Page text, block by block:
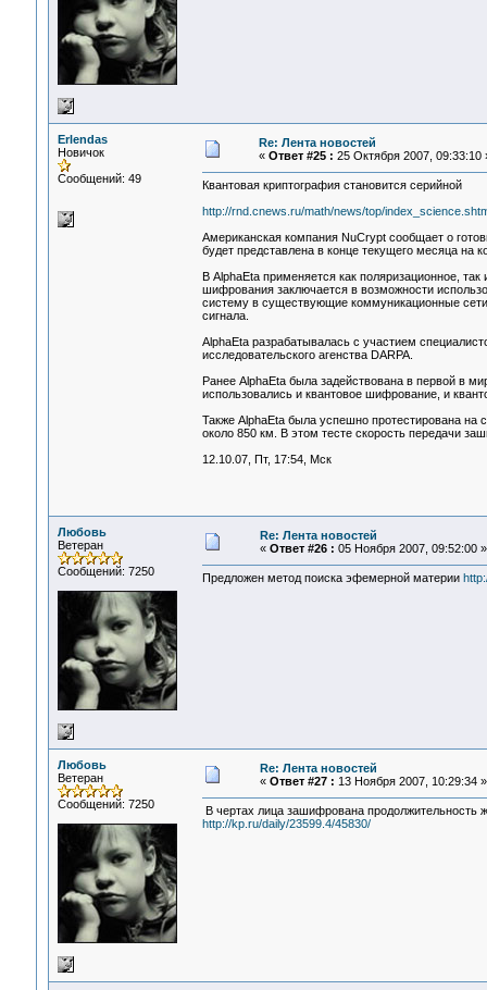
Erlendas
Новичок
Сообщений: 49
Re: Лента новостей
« Ответ #25 : 25 Октября 2007, 09:33:10
Квантовая криптография становится серийной
http://rnd.cnews.ru/math/news/top/
Американская компания NuCrypt сообщает о
будет представлена в конце текущего месяца
В AlphaEta применяется как поляризационное,
шифрования заключается в возможности
систему в существующие коммуникационные
сигнала.
AlphaEta разрабатывалась с участием
исследовательского агенства DARPA.
Ранее AlphaEta была задействована в первой в
использовались и квантовое шифрование, и
Также AlphaEta была успешно протестирована
около 850 км. В этом тесте скорость передачи
12.10.07, Пт, 17:54, Мск
Любовь
Ветеран
Сообщений: 7250
Re: Лента новостей
« Ответ #26 : 05 Ноября 2007, 09:52:00 »
Предложен метод поиска эфемерной материи
Любовь
Ветеран
Сообщений: 7250
Re: Лента новостей
« Ответ #27 : 13 Ноября 2007, 10:29:34 »
В чертах лица зашифрована продолжительность
http://kp.ru/daily/23599.4/45830/